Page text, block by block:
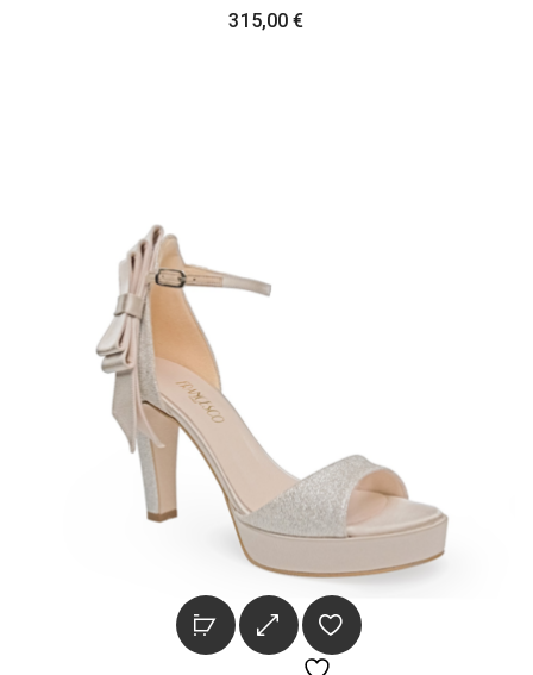
315,00€